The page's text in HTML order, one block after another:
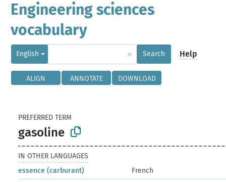
Engineering sciences
vocabulary
English × Search Help
ALIGN ANNOTATE DOWNLOAD
PREFERRED TERM
gasoline
IN OTHER LANGUAGES
essence (carburant)
French